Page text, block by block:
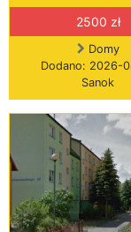
2500 zł
Domy
Dodano: 2026-
Sanok